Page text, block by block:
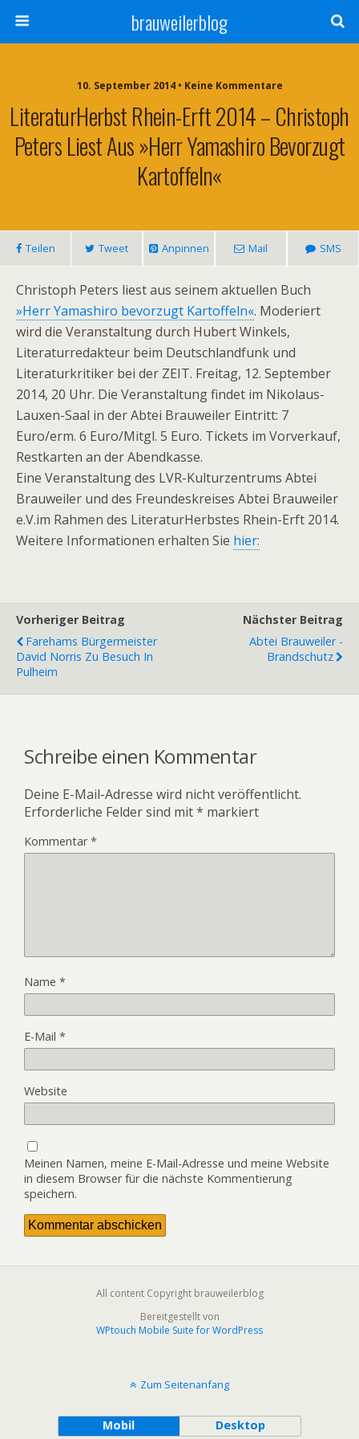
brauweilerblog
10. September 2014 • Keine Kommentare
LiteraturHerbst Rhein-Erft 2014 – Christoph
Peters Liest Aus »Herr Yamashiro Bevorzugt
Kartoffeln«
Teilen Tweet Anpinnen Mail SMS
Christoph Peters liest aus seinem aktuellen Buch
»Herr Yamashiro bevorzugt Kartoffeln«. Moderiert
wird die Veranstaltung durch Hubert Winkels,
Literaturredakteur beim Deutschlandfunk und
Literaturkritiker bei der ZEIT. Freitag, 12. September
2014, 20 Uhr. Die Veranstaltung findet im Nikolaus-
Lauxen-Saal in der Abtei Brauweiler Eintritt: 7
Euro/erm. 6 Euro/Mitgl. 5 Euro. Tickets im Vorverkauf,
Restkarten an der Abendkasse.
Eine Veranstaltung des LVR-Kulturzentrums Abtei
Brauweiler und des Freundeskreises Abtei Brauweiler
e.V.im Rahmen des LiteraturHerbstes Rhein-Erft 2014.
Weitere Informationen erhalten Sie hier:
Vorheriger Beitrag
Farehams Bürgermeister
David Norris Zu Besuch In
Pulheim
Nächster Beitrag
Abtei Brauweiler -
Brandschutz
Schreibe einen Kommentar
Deine E-Mail-Adresse wird nicht veröffentlicht.
Erforderliche Felder sind mit* markiert
Kommentar*
Name *
E-Mail *
Website
Meinen Namen, meine E-Mail-Adresse und meine Website
in diesem Browser für die nächste Kommentierung
speichern.
All content Copyright brauweilerblog
Bereitgestellt von
WPtouch Mobile Suite for WordPress
Zum Seitenanfang
Mobil Desktop